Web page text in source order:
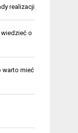
realizacji
wiedzieć o
warto mieć